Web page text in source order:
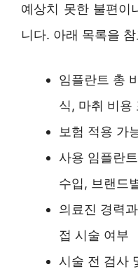
예상치 못한 불편이
니다. 아래 목록을
임플란트 총
식, 마취 비용
보험 적용 가
사용 임플란
수입, 브랜드
의료진 경력
접 시술 여부
시술 전 검사